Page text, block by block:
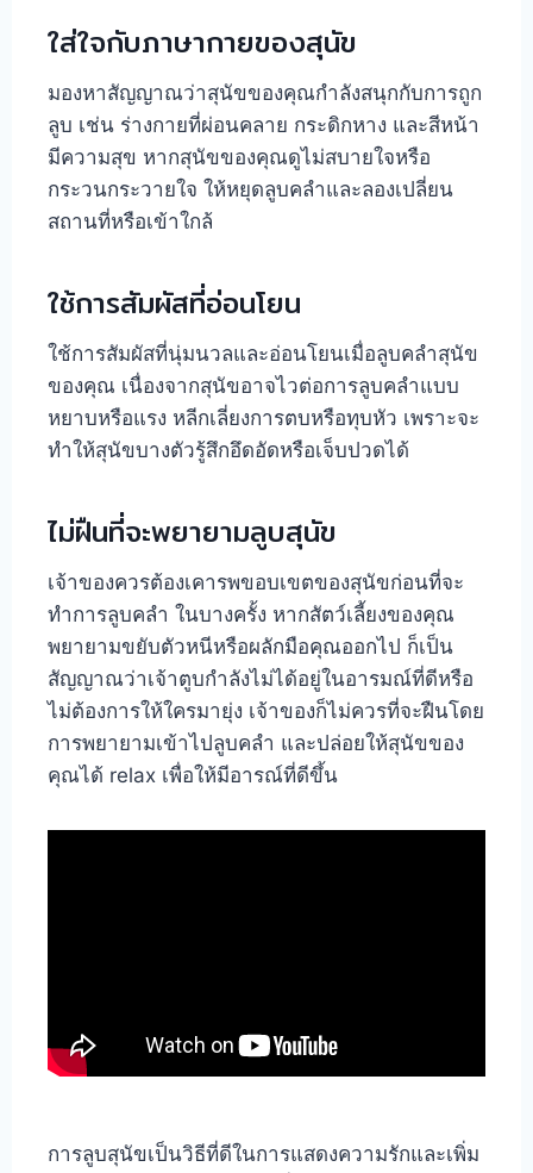
ใส่ใจกับภาษากายของสุนัข
มองหาสัญญาณว่าสุนัขของคุณกำลังสนุกกับการถูก
ลูบ เช่น ร่างกายที่ผ่อนคลาย กระดิกหาง และสีหน้า
มีความสุข หากสุนัขของคุณดูไม่สบายใจหรือ
กระวนกระวายใจ ให้หยุดลูบคลำและลองเปลี่ยน
สถานที่หรือเข้าใกล้
ใช้การสัมผัสที่อ่อนโยน
ใช้การสัมผัสที่นุ่มนวลและอ่อนโยนเมื่อลูบคลำสุนัข
ของคุณ เนื่องจากสุนัขอาจไวต่อการลูบคลำแบบ
หยาบหรือแรง หลีกเลี่ยงการตบหรือทุบหัว เพราะจะ
ทำให้สุนัขบางตัวรู้สึกอึดอัดหรือเจ็บปวดได้
ไม่ฝืนที่จะพยายามลูบสุนัข
เจ้าของควรต้องเคารพขอบเขตของสุนัขก่อนที่จะ
ทำการลูบคลำ ในบางครั้ง หากสัตว์เลี้ยงของคุณ
พยายามขยับตัวหนีหรือผลักมือคุณออกไป ก็เป็น
สัญญาณว่าเจ้าตูบกำลังไม่ได้อยู่ในอารมณ์ที่ดีหรือ
ไม่ต้องการให้ใครมายุ่ง เจ้าของก็ไม่ควรที่จะฝืนโดย
การพยายามเข้าไปลูบคลำ และปล่อยให้สุนัขของ
คุณได้ relax เพื่อให้มีอารณ์ที่ดีขึ้น
การลูบสุนัขเป็นวิธีที่ดีในการแสดงความรักและเพิ่ม